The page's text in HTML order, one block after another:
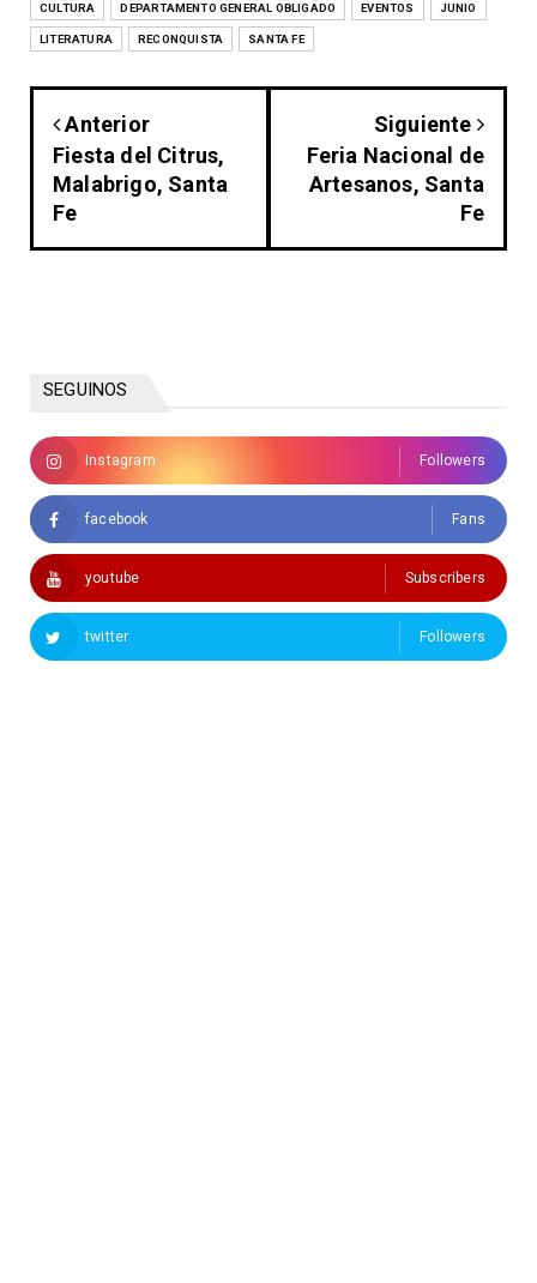
CULTURA DEPARTAMENTO GENERAL OBLIGADO EVENTOS JUNIO
LITERATURA RECONQUISTA SANTA FE
Anterior
Fiesta del Citrus,
Malabrigo, Santa
Fe
Siguiente
Feria Nacional de
Artesanos, Santa
Fe
SEGUINOS
Instagram Followers
facebook Fans
youtube Subscribers
twitter Followers